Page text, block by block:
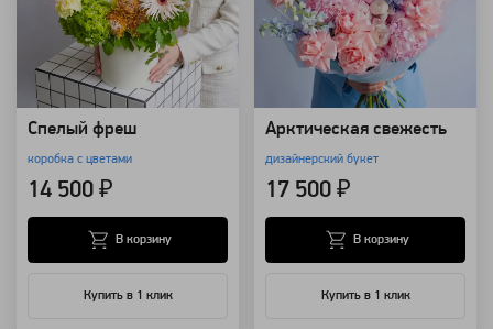
Спелый фреш
коробка с цветами
14 500 ₽
Купить в 1 клик
В корзину
Арктическая свежесть
дизайнерский букет
17 500 ₽
Купить в 1 клик
В корзину